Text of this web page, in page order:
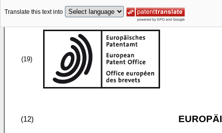
Translate this text into
(19)
(12)